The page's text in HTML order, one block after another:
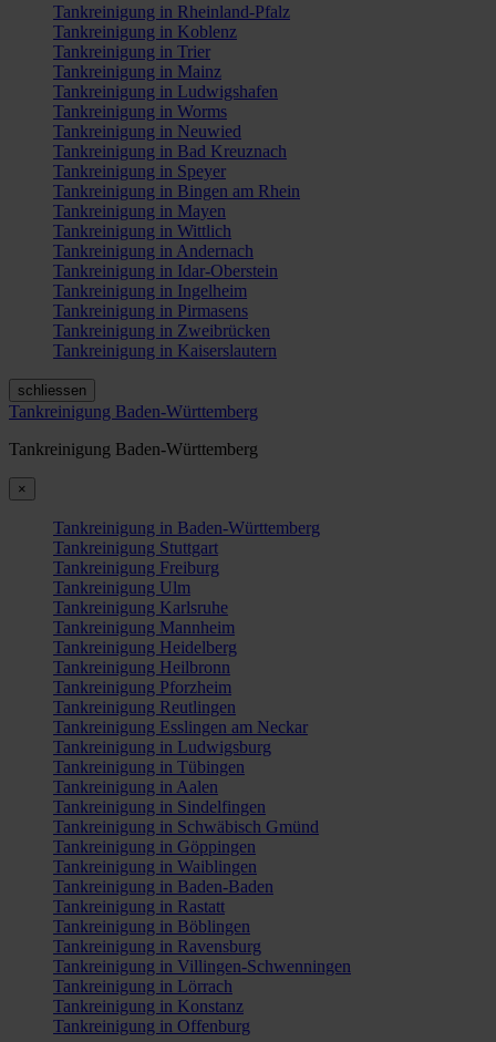
Tankreinigung in Rheinland-Pfalz
Tankreinigung in Koblenz
Tankreinigung in Trier
Tankreinigung in Mainz
Tankreinigung in Ludwigshafen
Tankreinigung in Worms
Tankreinigung in Neuwied
Tankreinigung in Bad Kreuznach
Tankreinigung in Speyer
Tankreinigung in Bingen am Rhein
Tankreinigung in Mayen
Tankreinigung in Wittlich
Tankreinigung in Andernach
Tankreinigung in Idar-Oberstein
Tankreinigung in Ingelheim
Tankreinigung in Pirmasens
Tankreinigung in Zweibrücken
Tankreinigung in Kaiserslautern
schliessen
Tankreinigung Baden-Württemberg
Tankreinigung Baden-Württemberg
×
Tankreinigung in Baden-Württemberg
Tankreinigung Stuttgart
Tankreinigung Freiburg
Tankreinigung Ulm
Tankreinigung Karlsruhe
Tankreinigung Mannheim
Tankreinigung Heidelberg
Tankreinigung Heilbronn
Tankreinigung Pforzheim
Tankreinigung Reutlingen
Tankreinigung Esslingen am Neckar
Tankreinigung in Ludwigsburg
Tankreinigung in Tübingen
Tankreinigung in Aalen
Tankreinigung in Sindelfingen
Tankreinigung in Schwäbisch Gmünd
Tankreinigung in Göppingen
Tankreinigung in Waiblingen
Tankreinigung in Baden-Baden
Tankreinigung in Rastatt
Tankreinigung in Böblingen
Tankreinigung in Ravensburg
Tankreinigung in Villingen-Schwenningen
Tankreinigung in Lörrach
Tankreinigung in Konstanz
Tankreinigung in Offenburg